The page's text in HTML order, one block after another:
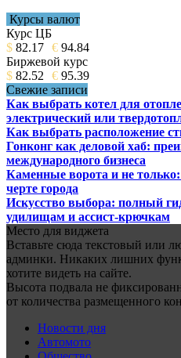
Курсы валют
Курс ЦБ
$ 82.17 € 94.84
Биржевой курс
$ 82.52 € 95.39
Свежие записи
Как выбрать котел для
электрический или
Как выбрать расположение
Гонконг как деловой хаб:
международного бизнеса
Каменные ворота и не
черте города
Искусство выбора: полный
удилищам и ассист-крючкам
Место для виджета
Вставьте сюда текстовый или
админки. Никаких лишних
хотите видеть на сайте.
Высота подвала не
от количества размещенного
Новости дня
Автомото